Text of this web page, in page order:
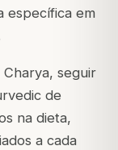
específica em
Charya, seguir
de
na dieta,
a cada